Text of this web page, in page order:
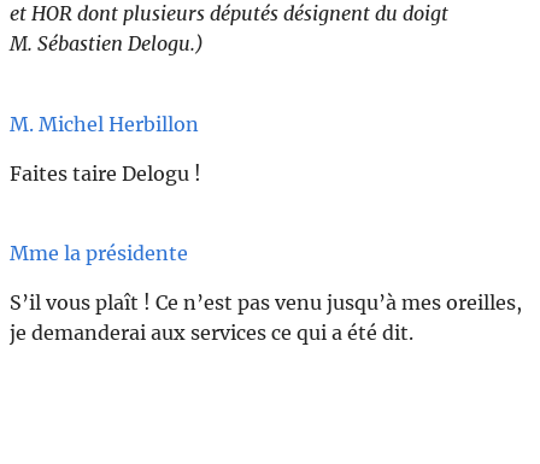
et HOR dont plusieurs députés désignent du doigt
M. Sébastien Delogu.)
M. Michel Herbillon
Faites taire Delogu !
Mme la présidente
S’il vous plaît ! Ce n’est pas venu jusqu’à mes oreilles,
je demanderai aux services ce qui a été dit.